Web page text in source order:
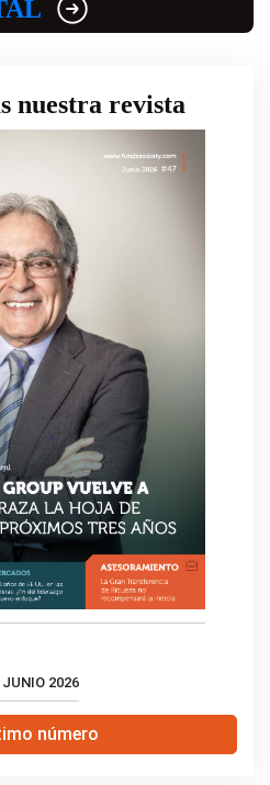
nuestra revista
2026
número